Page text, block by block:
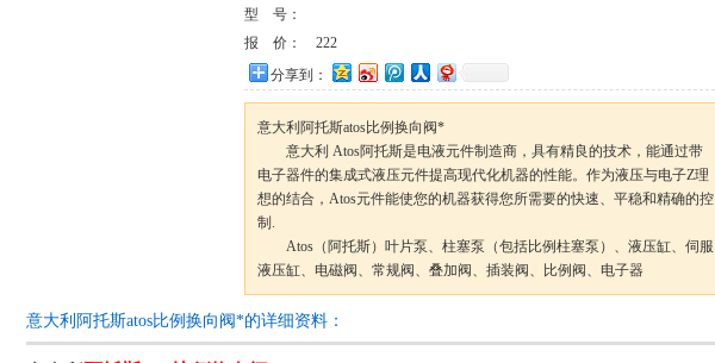
型 号：
报 价：
222
分享到：
意大利阿托斯atos比例换向阀*
意大利 Atos阿托斯是电液元件制造商，具有精良的技术，能通过带
电子器件的集成式液压元件提高现代化机器的性能。作为液压与电子Z理
想的结合，Atos元件能使您的机器获得您所需要的快速、平稳和精确的控
制.
Atos（阿托斯）叶片泵、柱塞泵（包括比例柱塞泵）、液压缸、伺服
液压缸、电磁阀、常规阀、叠加阀、插装阀、比例阀、电子器
意大利阿托斯atos比例换向阀*的详细资料：